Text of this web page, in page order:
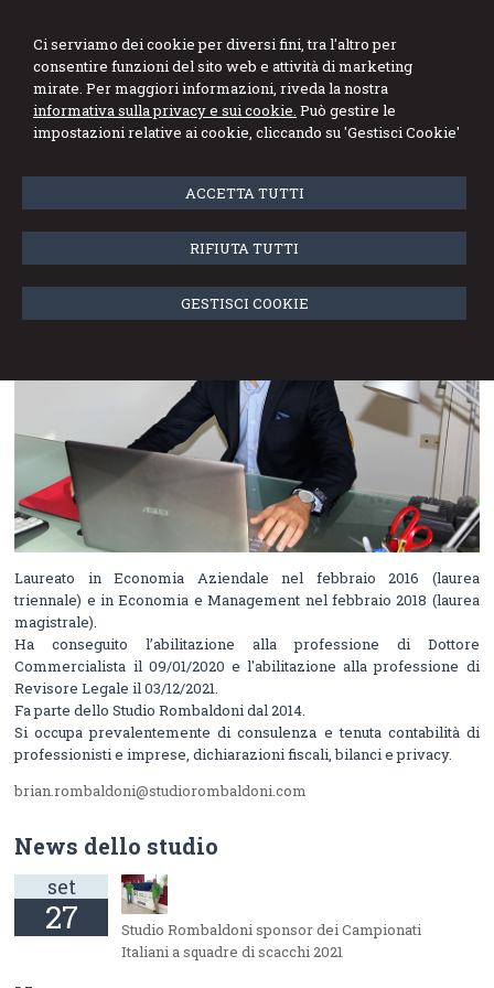
Ci serviamo dei cookie per diversi fini, tra l'altro per
consentire funzioni del sito web e attività di marketing
mirate. Per maggiori informazioni, riveda la nostra
informativa sulla privacy e sui cookie. Può gestire le
impostazioni relative ai cookie, cliccando su 'Gestisci Cookie'
ACCETTA TUTTI
RIFIUTA TUTTI
GESTISCI COOKIE
Menu
Dott. Brian Rombaldoni
Laureato in Economia Aziendale nel febbraio 2016 (laurea
triennale) e in Economia e Management nel febbraio 2018 (laurea
magistrale).
Ha conseguito l’abilitazione alla professione di Dottore
Commercialista il 09/01/2020 e l'abilitazione alla professione di
Revisore Legale il 03/12/2021.
Fa parte dello Studio Rombaldoni dal 2014.
Si occupa prevalentemente di consulenza e tenuta contabilità di
professionisti e imprese, dichiarazioni fiscali, bilanci e privacy.
brian.rombaldoni@studiorombaldoni.com
News dello studio
set
27
Studio Rombaldoni sponsor dei Campionati
Italiani a squadre di scacchi 2021